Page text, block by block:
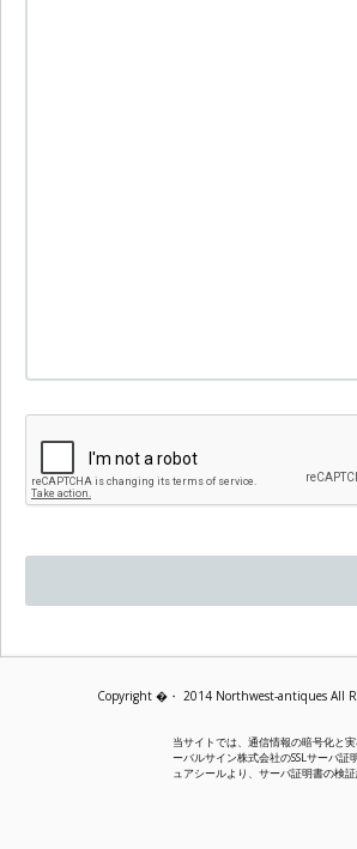
Copyright �・ 2014 Northwest-antiques All
当サイトでは、通信情報の暗号化と
ーバルサイン株式会社のSSLサーバ証
ュアシールより、サーバ証明書の検証